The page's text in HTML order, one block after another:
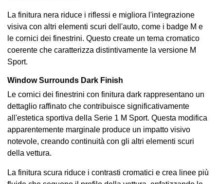
La finitura nera riduce i riflessi e migliora l'integrazione
visiva con altri elementi scuri dell'auto, come i badge M e
le cornici dei finestrini. Questo create un tema cromatico
coerente che caratterizza distintivamente la versione M
Sport.
Window Surrounds Dark Finish
Le cornici dei finestrini con finitura dark rappresentano un
dettaglio raffinato che contribuisce significativamente
all'estetica sportiva della Serie 1 M Sport. Questa modifica
apparentemente marginale produce un impatto visivo
notevole, creando continuità con gli altri elementi scuri
della vettura.
La finitura scura riduce i contrasti cromatici e crea linee più